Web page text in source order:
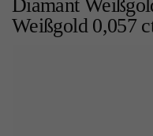
Diamant
Weißgold 0,057